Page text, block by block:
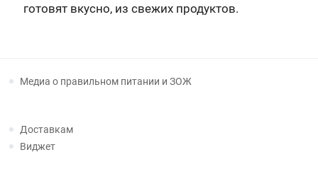
готовят вкусно, из свежих продуктов.
Медиа о правильном питании и ЗОЖ
Доставкам
Виджет